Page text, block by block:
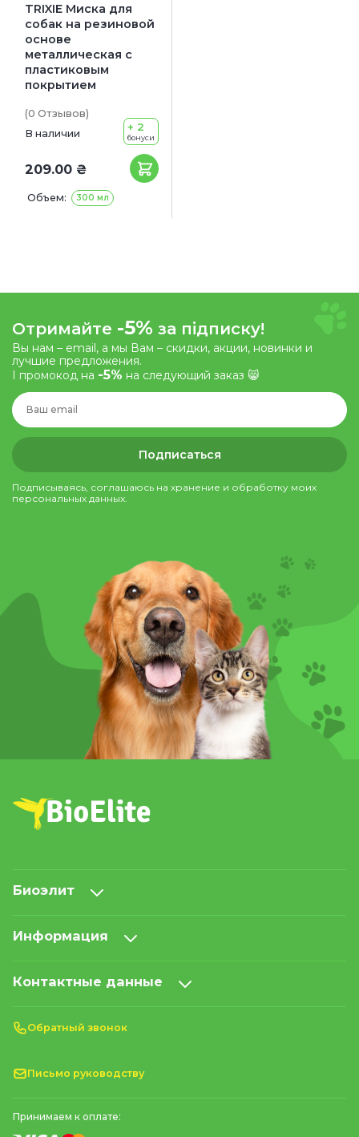
TRIXIE Миска для
собак на резиновой
основе
металлическая с
пластиковым
покрытием
(0 Отзывов)
В наличии
209.00 ₴
+ 2
бонуси
Объем: 300 мл
Отримайте -5% за підписку!
Вы нам – email, а мы Вам – скидки, акции, новинки и
лучшие предложения.
І промокод на -5% на следующий заказ 😸
Подписаться
Подписываясь, соглашаюсь на хранение и обработку моих
персональных данных.
Биоэлит
Информация
Контактные данные
Обратный звонок
Письмо руководству
Принимаем к оплате: